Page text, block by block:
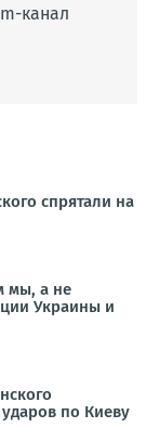
канал
спрятали на
мы, а не
Украины и
по Киеву